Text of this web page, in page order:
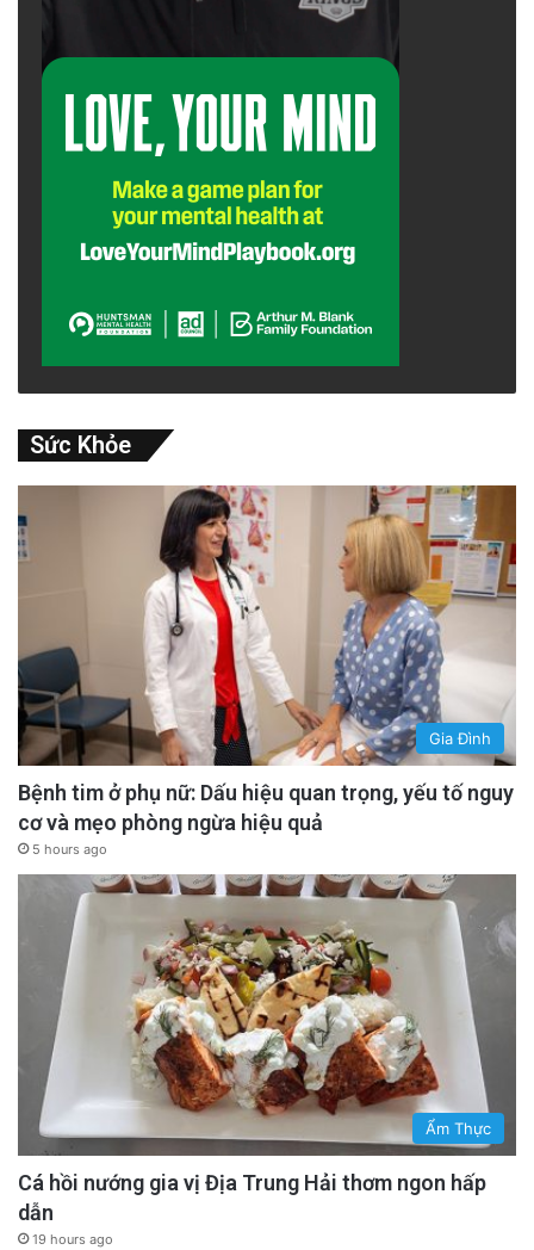
Sức Khỏe
Gia Đình
Bệnh tim ở phụ nữ: Dấu hiệu quan trọng, yếu tố nguy
cơ và mẹo phòng ngừa hiệu quả
5 hours ago
Ẩm Thực
Cá hồi nướng gia vị Địa Trung Hải thơm ngon hấp
dẫn
19 hours ago